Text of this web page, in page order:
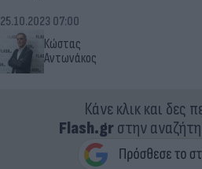
Κώστας
Αντωνάκος
25.10.2023 07:00
Κάνε κλικ και δες
Flash.grστην